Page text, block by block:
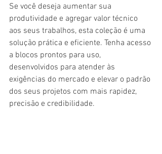
Se você deseja aumentar sua
produtividade e agregar valor técnico
aos seus trabalhos, esta coleção é uma
solução prática e eficiente. Tenha acesso
a blocos prontos para uso,
desenvolvidos para atender às
exigências do mercado e elevar o padrão
dos seus projetos com mais rapidez,
precisão e credibilidade.